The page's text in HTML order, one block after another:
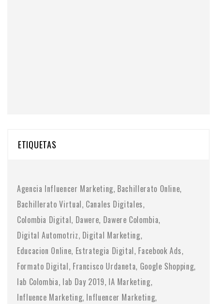
ETIQUETAS
Agencia Influencer Marketing Bachillerato Online
Bachillerato Virtual Canales Digitales
Colombia Digital Dawere Dawere Colombia
Digital Automotriz Digital Marketing
Educacion Online Estrategia Digital Facebook Ads
Formato Digital Francisco Urdaneta Google Shopping
Iab Colombia Iab Day 2019 IA Marketing
Influence Marketing Influencer Marketing